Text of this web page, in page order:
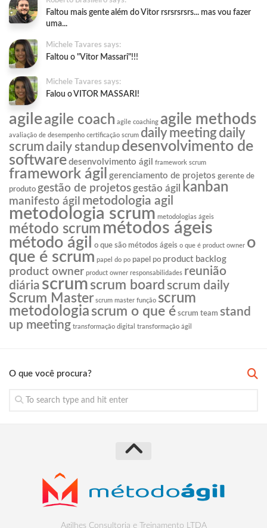
Faltou mais gente além do Vitor rsrsrsrsrs... mas vou fazer
uma...
Michele Tavares says:
Faltou o "Vitor Massari"!!!
Michele Tavares says:
Falou o VITOR MASSARI!
agileagile coach agile coaching agile methods
avaliação de desempenho certificação scrum daily meeting daily
scrumdaily standup desenvolvimento de
software desenvolvimento ágil framework scrum
framework ágil gerenciamento de projetos gerente de
produto gestão de projetos gestão ágil kanban
manifesto ágil metodologia agil
metodologia scrum metodologias ágeis
método scrum métodos ágeis
método ágil o que são métodos ágeis o que é product owner o
que é scrum papel do po papel po product backlog
product owner product owner responsabilidades reunião
diária scrum scrum board scrum daily
Scrum Master scrum master função scrum
metodologia scrum o que é scrum team stand
up meeting transformação digital transformação ágil
O que você procura?
Agilhes Consultoria e Treinamento LTDA